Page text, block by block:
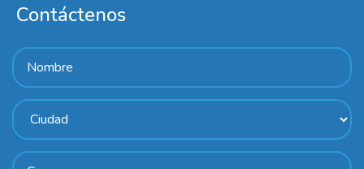
Contáctenos